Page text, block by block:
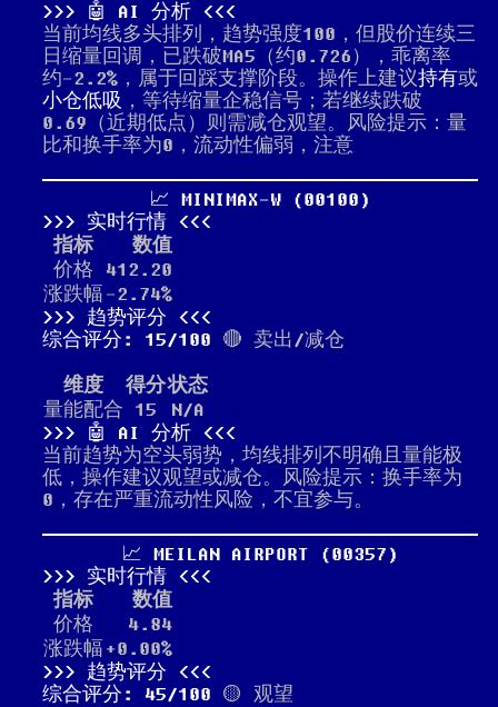
🤖 AI 分析
当前均线多头排列，趋势强度100，但股价连续三
日缩量回调，已跌破MA5（约0.726），乖离率
约-2.2%，属于回踩支撑阶段。操作上建议持有或
小仓低吸 ，等待缩量企稳信号；若继续跌破
0.69（近期低点）则需减仓观望。风险提示：量
比和换手率为0，流动性偏弱，注意
📈 MINIMAX-W (00100)
实时行情
指标
数值
价格
412.20
涨跌幅 -2.74%
趋势评分
综合评分: 15/100 🔴 卖出/减仓
维度 得分状态
量能配合 15
N/A
🤖 AI 分析
当前趋势为空头弱势，均线排列不明确且量能极
低，操作建议观望或减仓。风险提示：换手率为
0，存在严重流动性风险，不宜参与。
📈 MEILAN AIRPORT (00357)
实时行情
指标
数值
价格
4.84
涨跌幅 +0.00%
趋势评分
综合评分: 45/100 🟡 观望